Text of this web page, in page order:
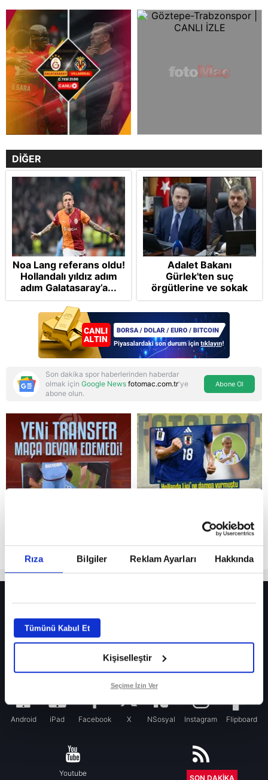
Rıza Bilgiler Reklam Ayarları Hakkında
Tümünü Kabul Et
Kişiselleştir
Seçime İzin Ver
Reddet
DİĞER
Noa Lang referans oldu!
Hollandalı yıldız adım
adım Galatasaray’a...
Adalet Bakanı
Gürlek'ten suç
örgütlerine ve sokak
çetelerine net mesaj:
"Devlet tepenize
binecek"
Son dakika spor haberlerinden haberdar
olmak için Google News fotomac.com.tr'ye
abone olun.
Abone Ol
Fenerbahçe’de sürpriz ayrılık ihtimali! Devre arasında gelmişti
Fenerbahçe’nin yeni transferi Mason Greenwood için olay sözler!
Galatasaray’da rota yeniden Thiago Almada!
Android iPad Facebook X NSosyal Instagram Flipboard
Youtube RSS
SON DAKİKA